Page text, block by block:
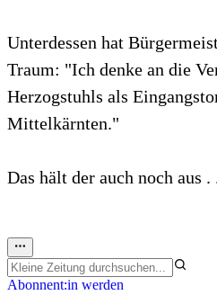
Unterdessen hat
Traum: "Ich denke an die
Herzogstuhls als
Mittelkärnten."
Das hält der auch noch aus .
Abonnent:in werden